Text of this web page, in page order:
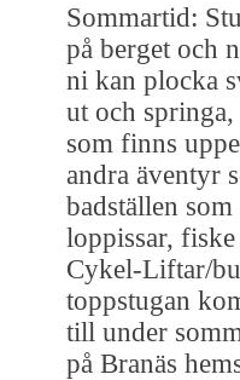
Sommartid:
på berget och
ni kan plocka
ut och
som finns
andra äventyr
badställen
loppissar,
Cykel-Liftar/
toppstugan
till under
på Branäs